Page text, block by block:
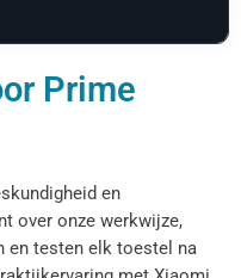
Prime
en
over onze werkwijze,
en testen elk toestel na